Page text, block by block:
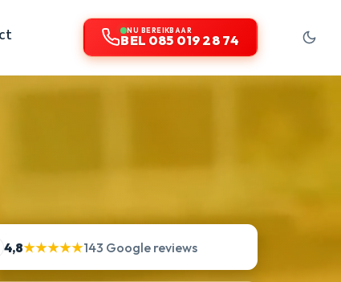
NU BEREIKBAAR
BEL 085 019 28 74
4,8★★★★★143 Google reviews